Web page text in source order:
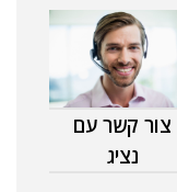
צור קשר עם
נציג